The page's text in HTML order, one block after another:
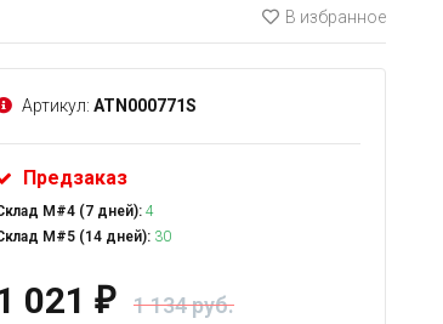
В избранное
Артикул: ATN000771S
Предзаказ
М#4 (7 дней): 4
М#5 (14 дней): 30
021 ₽ 1 134 руб.